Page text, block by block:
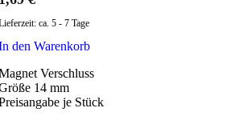
ca. 5 - 7 Tage
den Warenkorb
Verschluss
14 mm
je Stück